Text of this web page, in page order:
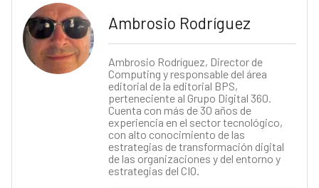
Ambrosio Rodríguez
Ambrosio Rodríguez, Director de
Computing y responsable del área
editorial de la editorial BPS,
perteneciente al Grupo Digital 360.
Cuenta con más de 30 años de
experiencia en el sector tecnológico,
con alto conocimiento de las
estrategias de transformación digital
de las organizaciones y del entorno y
estrategias del CIO.